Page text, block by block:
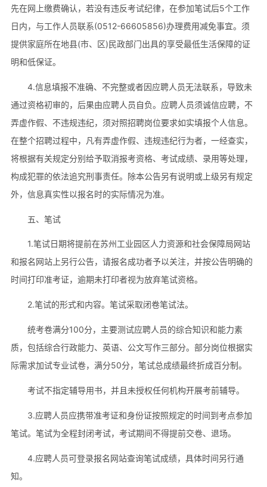
先在网上缴费确认，若没有违反考试纪律，在参加笔试后5个工作
日内，与工作人员联系(0512-66605856)办理费用减免事宜。须
提供家庭所在地县(市、区)民政部门出具的享受最低生活保障的证
明和低保证。
4.信息填报不准确、不完整或者因应聘人员无法联系，导致未
通过资格初审的，后果由应聘人员自负。应聘人员须诚信应聘，不
弄虚作假、不违规违纪，须对照招聘岗位要求如实填报个人信息。
在整个招聘过程中，凡有弄虚作假、违规违纪行为者，一经查实，
将根据有关规定分别给予取消报考资格、考试成绩、录用等处理，
构成犯罪的依法追究刑事责任。除本公告另有说明或上级另有规定
外，信息真实性以报名时的实际情况为准。
五、笔试
1.笔试日期将提前在苏州工业园区人力资源和社会保障局网站
和报名网站上另行公告，请报名成功者予以关注，并按公告明确的
时间打印准考证，逾期未打印者视为放弃笔试资格。
2.笔试的形式和内容。笔试采取闭卷笔试法。
统考卷满分100分，主要测试应聘人员的综合知识和能力素
质，包括综合行政能力、英语、公文写作三部分。部分岗位根据实
际需求加试专业试卷，满分50分，笔试总成绩最终折成百分制。
考试不指定辅导用书，并且未授权任何机构开展考前辅导。
3.应聘人员应携带准考证和身份证按照规定的时间到考点参加
笔试。笔试为全程封闭考试，考试期间不得提前交卷、退场。
4.应聘人员可登录报名网站查询笔试成绩，具体时间另行通
知。